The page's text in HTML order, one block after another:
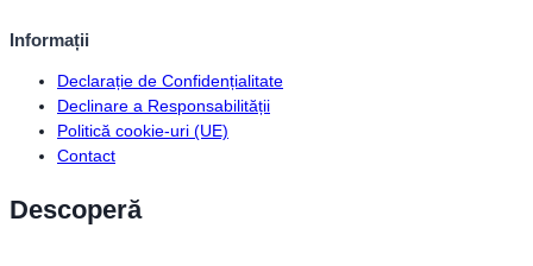
Informații
Declarație de Confidențialitate
Declinare a Responsabilității
Politică cookie-uri (UE)
Contact
Descoperă